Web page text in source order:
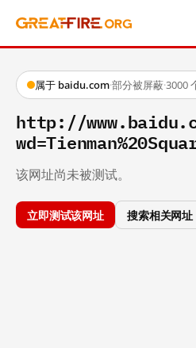
属于 baidu.com·部分被屏蔽·3000
http://
该网址尚未被测试。
立即测试该网址 搜索相关网址